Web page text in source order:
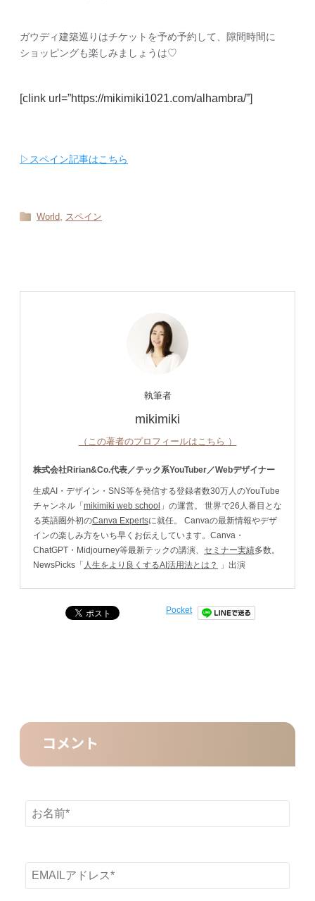
ガウディ建築巡りはチケットを予め予約して、隙間時間に
ショッピングも楽しみましょうは♡
[clink url=”https://mikimiki1021.com/alhambra/”]
▷スペイン記事はこちら
World スペイン
執筆者
mikimiki
（この著者のプロフィールはこちら ）
株式会社Ririan&Co.代表／テック系YouTuber／Webデザイナー
生成AI・デザイン・SNS等を発信する登録者数30万人のYouTube
チャンネル「mikimiki web school 」の運営。 世界で26人番目とな
る英語圏外初のCanva Expertsに就任。 Canvaの最新情報やデザ
インの楽しみ方をいち早くお伝えしています。Canva・
ChatGPT・Midjourney等最新テックの講演、 セミナー実績多数。
NewsPicks「 人生をより良くするAI活用法とは？ 」出演
Pocket
コメント